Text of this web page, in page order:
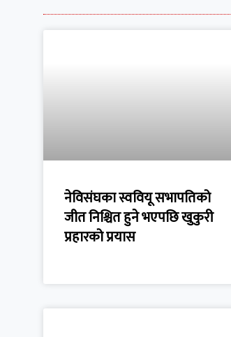
नेविसंघका स्ववियू सभापतिको
जीत निश्चित हुने भएपछि खुकुरी
प्रहारको प्रयास